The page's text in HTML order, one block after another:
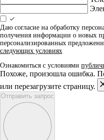
Даю согласие на обработку
получения информации о новых
персонализированных
следующих условиях
Ознакомиться с условиями
Похоже, произошла ошибка.
или перезагрузите страницу.
Отправить запрос